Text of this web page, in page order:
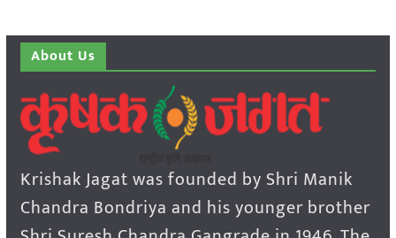
About Us
Krishak Jagat was founded by Shri Manik
Chandra Bondriya and his younger brother